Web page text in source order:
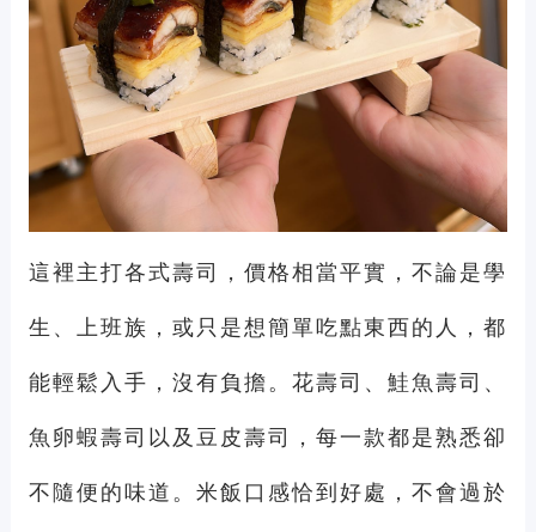
這裡主打各式壽司，價格相當平實，不論是學
生、上班族，或只是想簡單吃點東西的人，都
能輕鬆入手，沒有負擔。花壽司、鮭魚壽司、
魚卵蝦壽司以及豆皮壽司，每一款都是熟悉卻
不隨便的味道。米飯口感恰到好處，不會過於